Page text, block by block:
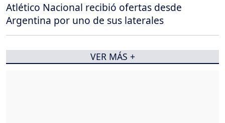
Atlético Nacional recibió ofertas desde
Argentina por uno de sus laterales
VER MÁS +